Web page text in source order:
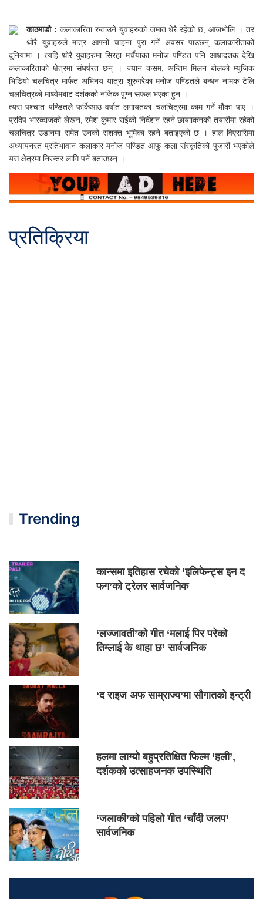
काठमाडौ : कलाकारिता रुताउने युवाहरुको जमात धेरै रहेको छ, आजभोलि । तर
थोरै युवाहरुले मात्र आफ्नो चाहना पुरा गर्ने अवसर पाउछन् कलाकारीताको
दुनियामा । त्यहि थोरै युवाहरुमा सिरहा मर्चैयाका मनोज पण्डित पनि आधादशक देखि
कलाकारिताको क्षेत्रमा संघर्षरत छन् । ज्यान कसम, अन्तिम मिलन बोलको म्युजिक
भिडियो चलचित्र मार्फत अभिनय यात्रा शुरुगरेका मनोज पण्डितले बन्धन नामक टेलि
चलचित्रको माध्येमबाट दर्शकको नजिक पुग्न सफल भएका हुन ।
त्यस पश्चात पण्डितले फर्किआउ वर्षात लगायतका चलचित्रमा काम गर्ने मौका पाए ।
प्रदिप भारव्दाजको लेखन, रमेश कुमार राईको निर्देशन रहने छायााकनको तयारीमा रहेको
चलचित्र उडानमा समेत उनको सशक्त भूमिका रहने बताइएको छ । हाल विएससिमा
अध्यायनरत प्रतिभावान कलाकार मनोज पण्डित आफु कला संस्कृतिको पुजारी भएकोले
यस क्षेत्रमा निरन्तर लागि पर्ने बताउछन् ।
प्रतिक्रिया
Trending
कान्समा इतिहास रचेको ‘इलिफेन्ट्स इन द
फग’को ट्रेलर सार्वजनिक
‘लज्जावती’को गीत ‘मलाई पिर परेको
तिम्लाई के थाहा छ’ सार्वजनिक
‘द राइज अफ साम्राज्य’मा सौगातको इन्ट्री
हलमा लाग्यो बहुप्रतिक्षित फिल्म ‘हली’,
दर्शकको उत्साहजनक उपस्थिति
‘जलाकी’को पहिलो गीत ‘चाँदी जलप’
सार्वजनिक